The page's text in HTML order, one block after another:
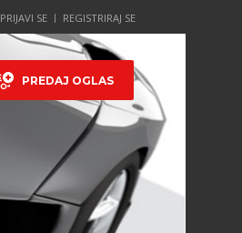
PRIJAVI SE REGISTRIRAJ SE
PREDAJ OGLAS